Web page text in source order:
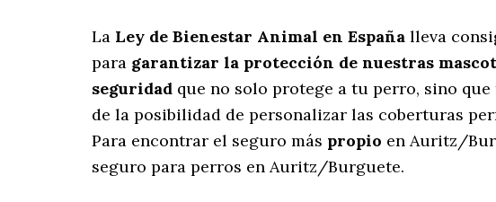
La Ley de Bienestar Animal en España lleva
para garantizar la protección de nuestras
seguridad que no solo protege a tu perro, sino
de la posibilidad de personalizar las coberturas
Para encontrar el seguro más propio en Auritz/
seguro para perros en Auritz/Burguete.